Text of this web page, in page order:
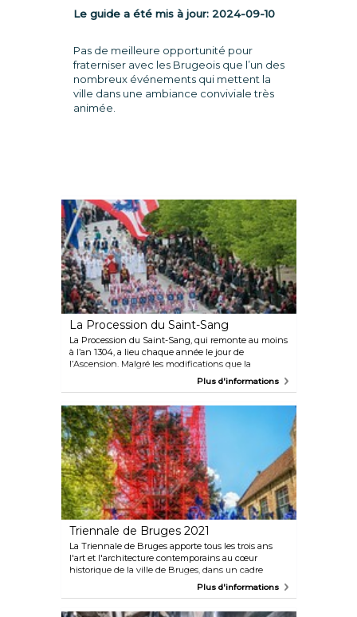
Le guide a été mis à jour: 2024-09-10
Pas de meilleure opportunité pour
fraterniser avec les Brugeois que l’un des
nombreux événements qui mettent la
ville dans une ambiance conviviale très
animée.
La Procession du Saint-Sang
La Procession du Saint-Sang, qui remonte au moins
à l’an 1304, a lieu chaque année le jour de
l’Ascension. Malgré les modifications que la
procession a subies au cours des siècles, la profonde
été inscrite sur la liste représentative du Patrimoine
culturel immatériel de l’humanité.
Plus d'informations
Triennale de Bruges 2021
La Triennale de Bruges apporte tous les trois ans
l'art et l'architecture contemporains au cœur
historique de la ville de Bruges, dans un cadre
unique en tant que site du patrimoine mondial de
Plus d'informations